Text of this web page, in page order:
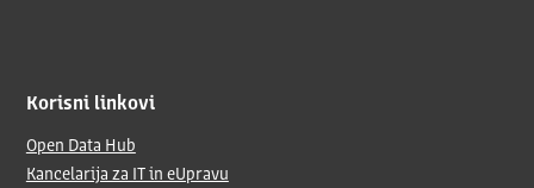
Korisni linkovi
Open Data Hub
Kancelarija za IT in eUpravu